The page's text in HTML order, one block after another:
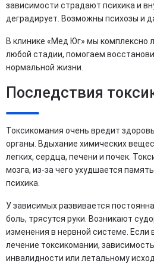
зависимости страдают психика и
деградирует. Возможны психозы и
В клинике «Мед Юг» мы комплексно
любой стадии, помогаем
нормальной жизни.
Последствия
Токсикомания очень вредит
органы. Вдыхание химических
легких, сердца, печени и почек.
мозга, из-за чего ухудшается
психика.
У зависимых развивается
боль, трясутся руки. Возникают
изменения в нервной системе. Если
лечение токсикомании,
инвалидности или летальному